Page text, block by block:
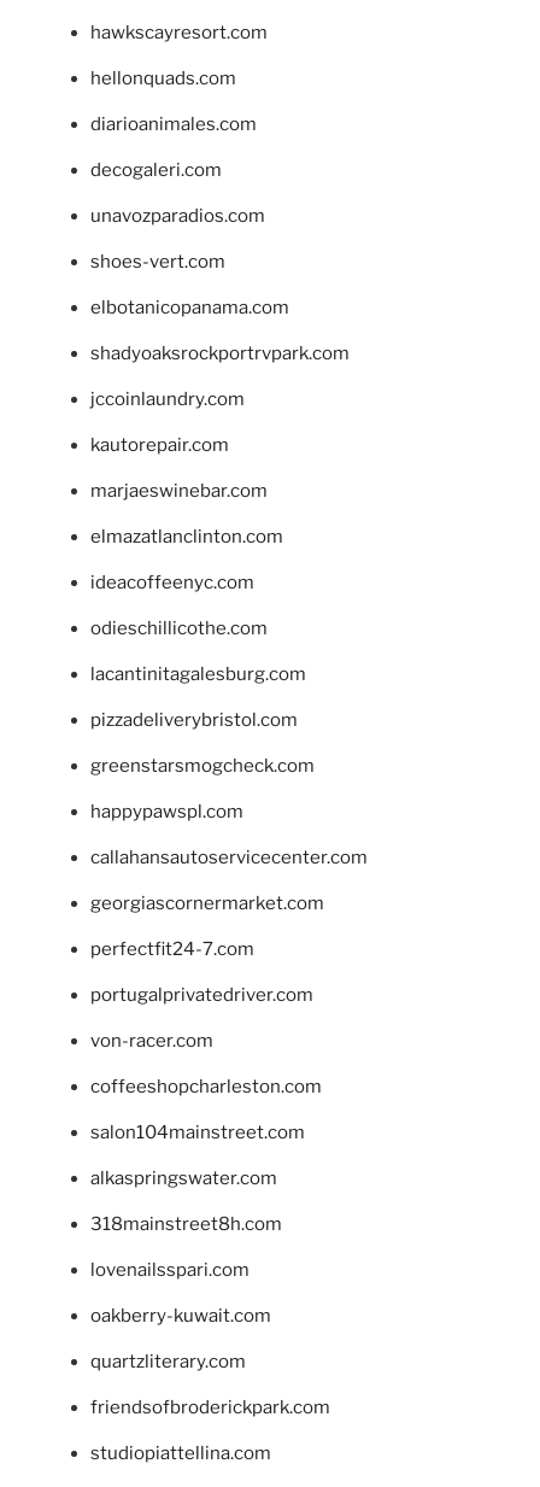
hawkscayresort.com
hellonquads.com
diarioanimales.com
decogaleri.com
unavozparadios.com
shoes-vert.com
elbotanicopanama.com
shadyoaksrockportrvpark.com
jccoinlaundry.com
kautorepair.com
marjaeswinebar.com
elmazatlanclinton.com
ideacoffeenyc.com
odieschillicothe.com
lacantinitagalesburg.com
pizzadeliverybristol.com
greenstarsmogcheck.com
happypawspl.com
callahansautoservicecenter.com
georgiascornermarket.com
perfectfit24-7.com
portugalprivatedriver.com
von-racer.com
coffeeshopcharleston.com
salon104mainstreet.com
alkaspringswater.com
318mainstreet8h.com
lovenailsspari.com
oakberry-kuwait.com
quartzliterary.com
friendsofbroderickpark.com
studiopiattellina.com